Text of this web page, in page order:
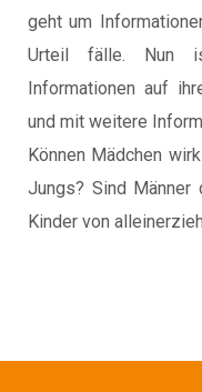
geht um
Urteil fälle. Nun
Informationen auf
und mit weitere
Können Mädchen
Jungs? Sind Männer
Kinder von